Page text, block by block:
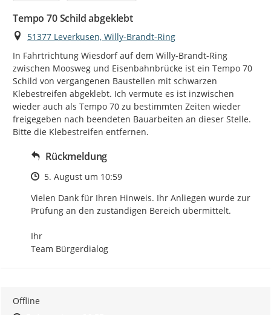
Tempo 70 Schild abgeklebt
Ort
51377 Leverkusen, Willy-Brandt-Ring
In Fahrtrichtung Wiesdorf auf dem Willy-Brandt-Ring
zwischen Moosweg und Eisenbahnbrücke ist ein Tempo 70
Schild von vergangenen Baustellen mit schwarzen
Klebestreifen abgeklebt. Ich vermute es ist inzwischen
wieder auch als Tempo 70 zu bestimmten Zeiten wieder
freigegeben nach beendeten Bauarbeiten an dieser Stelle.
Bitte die Klebestreifen entfernen.
Rückmeldung
Zeitpunkt des Erstellens
5. August um 10:59
Vielen Dank für Ihren Hinweis. Ihr Anliegen wurde zur
Prüfung an den zuständigen Bereich übermittelt.
Ihr
Team Bürgerdialog
Offline